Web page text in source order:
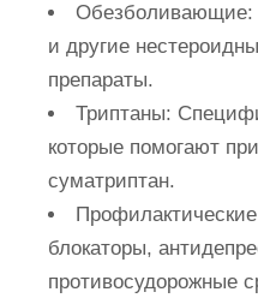
Обезболивающие:
и другие
препараты.
Триптаны:
которые помогают
суматриптан.
блокаторы,
противосудорожные